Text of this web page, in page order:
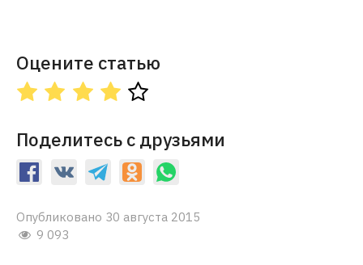
Оцените статью
Поделитесь с друзьями
Опубликовано 30 августа 2015
9 093